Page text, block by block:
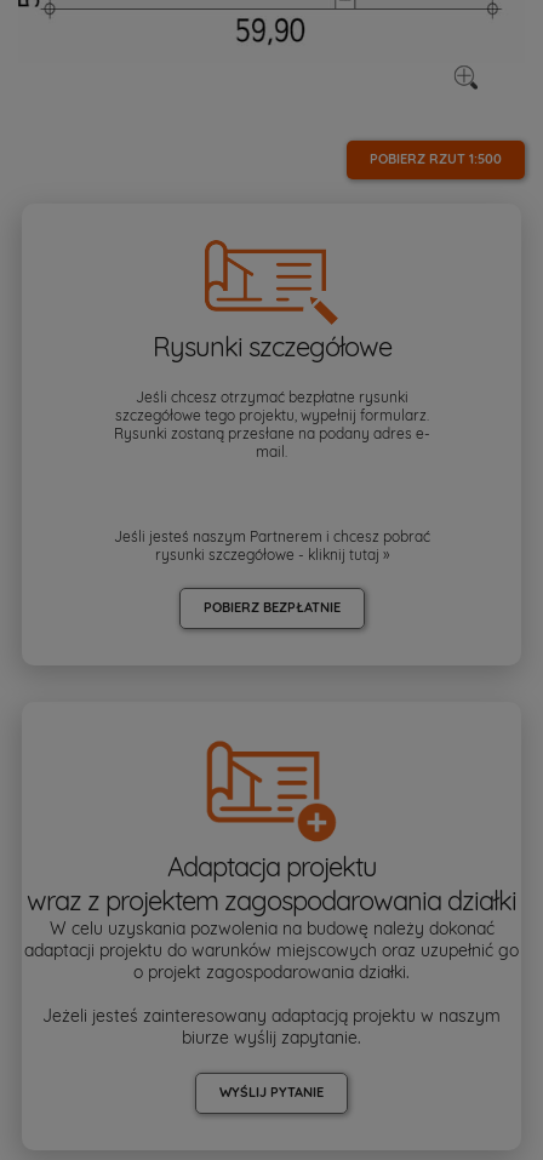
POBIERZ RZUT 1:500
Rysunki szczegółowe
Jeśli chcesz otrzymać bezpłatne rysunki
szczegółowe tego projektu, wypełnij formularz.
Rysunki zostaną przesłane na podany adres e-
mail.
Jeśli jesteś naszym Partnerem i chcesz pobrać
rysunki szczegółowe - kliknij tutaj »
POBIERZ BEZPŁATNIE
Adaptacja projektu
wraz z projektem zagospodarowania działki
W celu uzyskania pozwolenia na budowę należy dokonać
adaptacji projektu do warunków miejscowych oraz uzupełnić go
o projekt zagospodarowania działki.
Jeżeli jesteś zainteresowany adaptacją projektu w naszym
biurze wyślij zapytanie.
WYŚLIJ PYTANIE